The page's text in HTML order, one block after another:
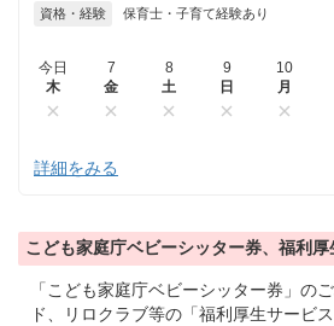
資格・経験 保育士・子育て経験あり
今日
木
7
金
8
土
9
日
10
月
詳細をみる
こども家庭庁ベビーシッター券、福利厚
「こども家庭庁ベビーシッター券」の
ド、リロクラブ等の「福利厚生サービ